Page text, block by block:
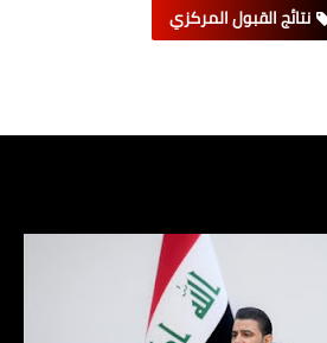
نتائج القبول المركزي